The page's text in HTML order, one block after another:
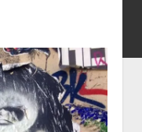
open